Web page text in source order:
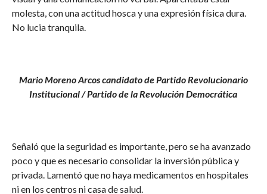
molesta, con una actitud hosca y una expresión física dura.
No lucia tranquila.
Mario Moreno Arcos candidato de Partido Revolucionario
Institucional / Partido de la Revolución Democrática
Señaló que la seguridad es importante, pero se ha avanzado
poco y que es necesario consolidar la inversión pública y
privada. Lamentó que no haya medicamentos en hospitales
ni en los centros ni casa de salud.